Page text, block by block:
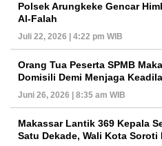
Polsek Arungkeke Gencar
Al-Falah
Juli 22, 2026 | 4:22 pm WIB
Orang Tua Peserta SPMB
Domisili Demi Menjaga
Juni 26, 2026 | 8:35 am WIB
Makassar Lantik 369 Kepala
Satu Dekade, Wali Kota Soroti